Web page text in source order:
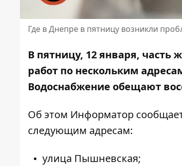
Где в Днепре в пятницу возникли
В пятницу, 12 января, часть
работ по нескольким
Водоснабжение обещают
Об этом Информатор
следующим адресам:
улица Пышневская;